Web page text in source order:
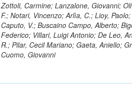
Zottoli, Carmine; Lanzalone, Giovanni;
F.; Notari, Vincenzo; Arlìa, C.; Lioy,
Caputo, V.; Buscaino Campo, Alberto;
Federico; Villari, Luigi Antonio; De Leo,
R.; Pilar, Cecil Mariano; Gaeta, Aniello;
Cuomo, Giovanni